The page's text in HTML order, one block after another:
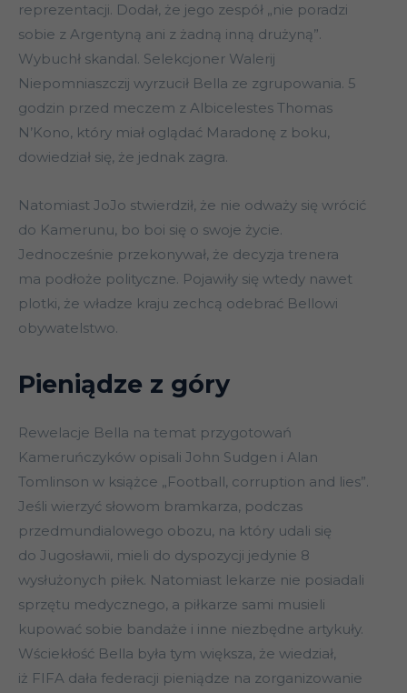
reprezentacji. Dodał, że jego zespół „nie poradzi
sobie z Argentyną ani z żadną inną drużyną”.
Wybuchł skandal. Selekcjoner Walerij
Niepomniaszczij wyrzucił Bella ze zgrupowania. 5
godzin przed meczem z Albicelestes Thomas
N’Kono, który miał oglądać Maradonę z boku,
dowiedział się, że jednak zagra.
Natomiast JoJo stwierdził, że nie odważy się wrócić
do Kamerunu, bo boi się o swoje życie.
Jednocześnie przekonywał, że decyzja trenera
ma podłoże polityczne. Pojawiły się wtedy nawet
plotki, że władze kraju zechcą odebrać Bellowi
obywatelstwo.
Pieniądze z góry
Rewelacje Bella na temat przygotowań
Kameruńczyków opisali John Sudgen i Alan
Tomlinson w książce „Football, corruption and lies”.
Jeśli wierzyć słowom bramkarza, podczas
przedmundialowego obozu, na który udali się
do Jugosławii, mieli do dyspozycji jedynie 8
wysłużonych piłek. Natomiast lekarze nie posiadali
sprzętu medycznego, a piłkarze sami musieli
kupować sobie bandaże i inne niezbędne artykuły.
Wściekłość Bella była tym większa, że wiedział,
iż FIFA dała federacji pieniądze na zorganizowanie